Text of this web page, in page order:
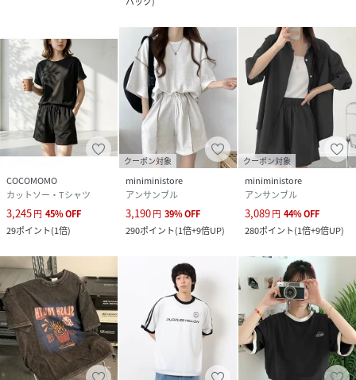
COCOMOMO
カットソー・Tシャツ
3,245円 45%OFF
29ポイント(1倍)
クーポン対象
miniministore
アンサンブル
3,190円 39%OFF
290ポイント(1倍+9倍UP)
クーポン対象
miniministore
アンサンブル
3,089円 44%OFF
280ポイント(1倍+9倍UP)